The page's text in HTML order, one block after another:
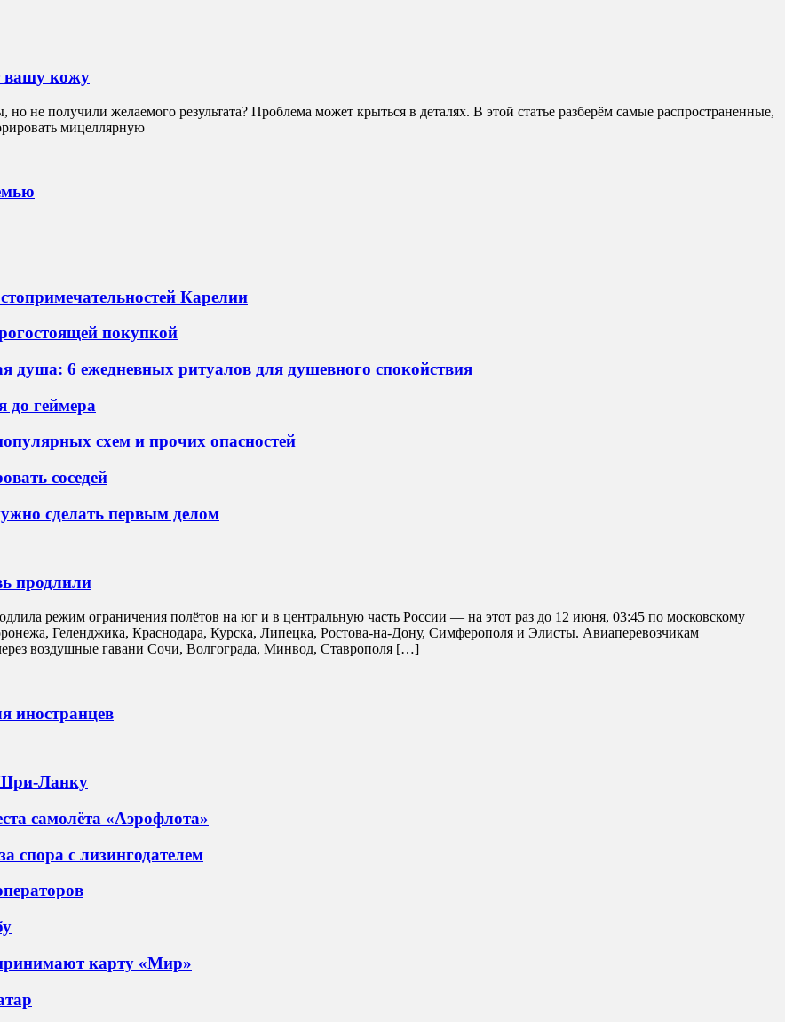
вашу кожу
не получили желаемого результата? Проблема может крыться в деталях. В этой статье разберём самые распространенные,
мицеллярную
Карелии
покупкой
душа: 6 ежедневных ритуалов для душевного спокойствия
до геймера
схем и прочих опасностей
соседей
сделать первым делом
продлили
режим ограничения полётов на юг и в центральную часть России — на этот раз до 12 июня, 03:45 по московскому
Геленджика, Краснодара, Курска, Липецка, Ростова-на-Дону, Симферополя и Элисты. Авиаперевозчикам
воздушные гавани Сочи, Волгограда, Минвод, Ставрополя […]
иностранцев
Шри-Ланку
самолёта «Аэрофлота»
спора с лизингодателем
карту «Мир»